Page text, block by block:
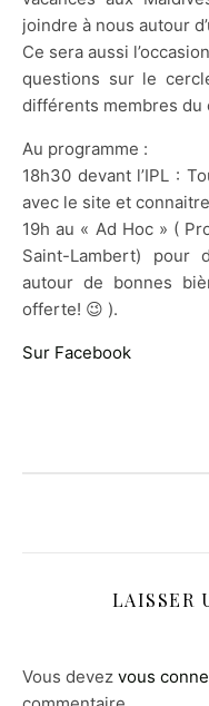
joindre à nous autour
Ce sera aussi
questions sur le
différents membres du
Au programme :
18h30 devant l’IPL :
avec le site et connaitre
19h au « Ad Hoc » (
Saint-Lambert) pour
autour de bonnes
offerte! 😉 ).
Sur Facebook
LAISSER
Vous devez vous